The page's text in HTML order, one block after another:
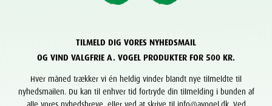
TILMELD DIG VORES NYHEDSMAIL
OG VIND VALGFRIE A. VOGEL PRODUKTER FOR 500 KR.
Hver måned trækker vi én heldig vinder blandt nye tilmeldte til
nyhedsmailen. Du kan til enhver tid fortryde din tilmelding i bunden af
alle vores nyhedsbreve, eller ved at skrive til info@avogel.dk. Ved